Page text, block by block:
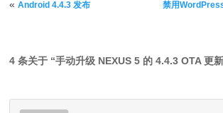
文章导航
«Android 4.4.3 发布 禁用
4 条关于 “手动升级 NEXUS 5 的 4.4.3 OTA 更新